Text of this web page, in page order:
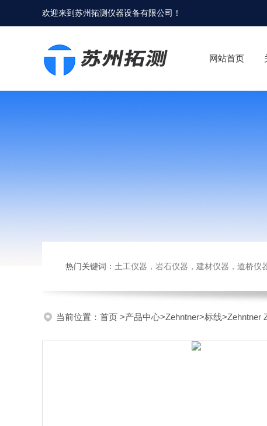
欢迎来到苏州拓测仪器设备有限公司 ！
网站首页
热门关键词： 土工仪器，岩石仪器，建材仪器，道桥仪器，
当前位置： 首页 >产品中心>Zehntner>标线>Zehntner